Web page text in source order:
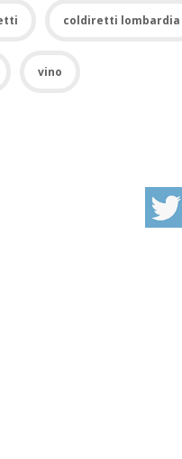
coldiretti lombardia
vino